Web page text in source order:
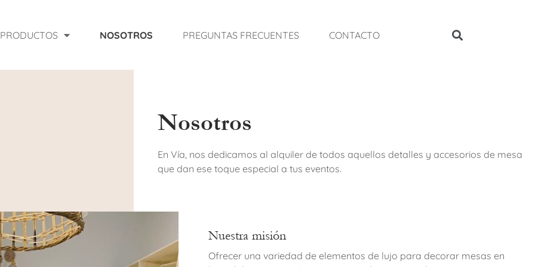
PRODUCTOS NOSOTROS PREGUNTAS FRECUENTES CONTACTO
Nosotros
En Vía, nos dedicamos al alquiler de todos aquellos detalles y accesorios de mesa
que dan ese toque especial a tus eventos.
Nuestra misión
Ofrecer una variedad de elementos de lujo para decorar mesas en